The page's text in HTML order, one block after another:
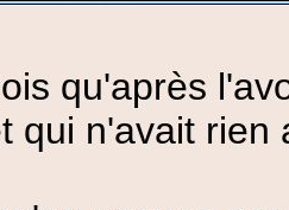
qu'après
qui n'avait